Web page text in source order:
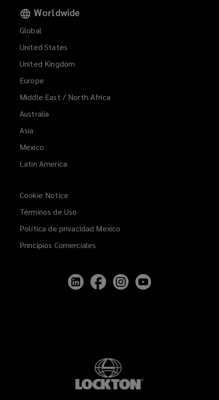
Worldwide
Global
United States
United Kingdom
Europe
Middle East / North Africa
Australia
Asia
Mexico
Latin America
Cookie Notice
Términos de Uso
Política de privacidad Mexico
Principios Comerciales
Follow
Lockton
Follow
Lockton
Follow
Lockton